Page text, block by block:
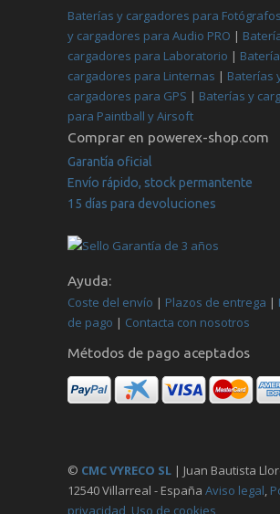
Baterías y cargadores para Fotógrafos
y cargadores para Audio PRO |
cargadores para Laboratorio |
cargadores para Linternas | Baterías
cargadores para GPS | Baterías y
para Paintball y Airsoft
Comprar en powerex-shop.com
Garantía oficial
Envío rápido, stock permantente
15 días para devoluciones
Ayuda:
Coste del envío | Plazos de entrega |
de pago | Contacta con nosotros
Métodos de pago aceptados
© CMC VYRECO SL | Juan Bautista
12540 Villarreal - España Aviso legal
privacidad Uso de cookies